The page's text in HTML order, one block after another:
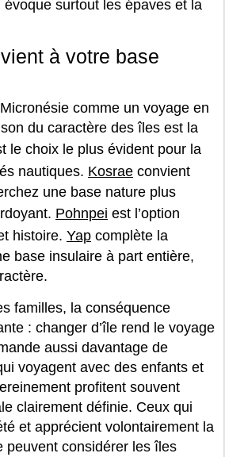
évoque surtout les épaves et la
à votre base
comme un voyage en
du caractère des îles est la
le choix le plus évident pour la
nautiques. Kosrae convient
une base nature plus
Pohnpei est l’option
histoire. Yap complète la
base insulaire à part entière,
familles, la conséquence
: changer d’île rend le voyage
aussi davantage de
voyagent avec des enfants et
profitent souvent
clairement définie. Ceux qui
et apprécient volontairement la
peuvent considérer les îles